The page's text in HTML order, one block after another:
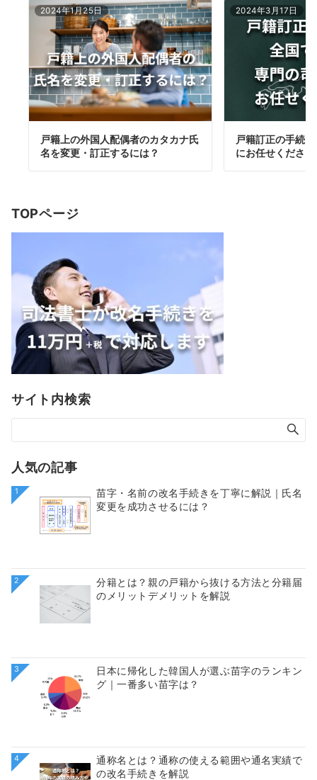
2024年1月25日
戸籍上の外国人配偶者のカタカナ氏
名を変更・訂正するには？
2024年3月17日
戸籍訂正の手続
にお任せくださ
TOPページ
サイト内検索
人気の記事
1
苗字・名前の改名手続きを丁寧に解説｜氏名
変更を成功させるには？
2
分籍とは？親の戸籍から抜ける方法と分籍届
のメリットデメリットを解説
3
日本に帰化した韓国人が選ぶ苗字のランキン
グ｜一番多い苗字は？
4
通称名とは？通称の使える範囲や通名実績で
の改名手続きを解説